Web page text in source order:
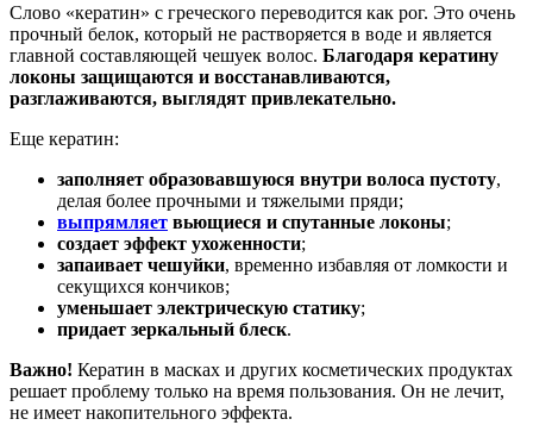
Слово «кератин» с греческого переводится как рог. Это очень
прочный белок, который не растворяется в воде и является
главной составляющей чешуек волос. Благодаря кератину
локоны защищаются и восстанавливаются,
разглаживаются, выглядят привлекательно.
Еще кератин:
заполняет образовавшуюся внутри волоса пустоту,
делая более прочными и тяжелыми пряди;
выпрямляет вьющиеся и спутанные локоны;
создает эффект ухоженности;
запаивает чешуйки, временно избавляя от ломкости и
секущихся кончиков;
уменьшает электрическую статику;
придает зеркальный блеск.
Важно! Кератин в масках и других косметических продуктах
решает проблему только на время пользования. Он не лечит,
не имеет накопительного эффекта.